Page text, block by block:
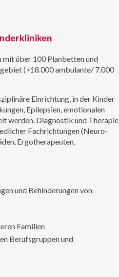
mit über 100 Planbetten und
(>18.000 ambulante/ 7.000
Einrichtung, in der Kinder
Epilepsien, emotionalen
werden. Diagnostik und Therapie
Fachrichtungen (Neuro-
Ergotherapeuten,
und Behinderungen von
Familien
Berufsgruppen und